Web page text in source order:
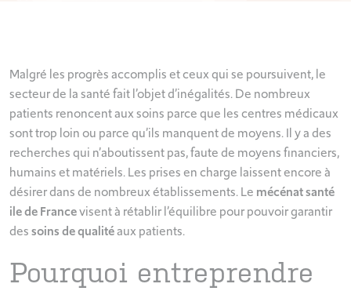
Malgré les progrès accomplis et ceux qui se poursuivent, le
secteur de la santé fait l’objet d’inégalités. De nombreux
patients renoncent aux soins parce que les centres médicaux
sont trop loin ou parce qu’ils manquent de moyens. Il y a des
recherches qui n’aboutissent pas, faute de moyens financiers,
humains et matériels. Les prises en charge laissent encore à
désirer dans de nombreux établissements. Le mécénat santé
ile de Francevisent à rétablir l’équilibre pour pouvoir garantir
dessoins de qualitéaux patients.
Pourquoi entreprendre